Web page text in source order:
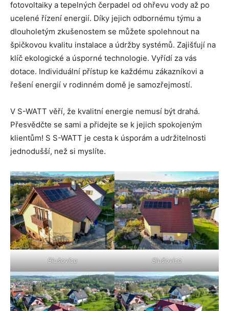
fotovoltaiky a tepelných čerpadel od ohřevu vody až po
ucelené řízení energií. Díky jejich odbornému týmu a
dlouholetým zkušenostem se můžete spolehnout na
špičkovou kvalitu instalace a údržby systémů. Zajišťují na
klíč ekologické a úsporné technologie. Vyřídí za vás
dotace. Individuální přístup ke každému zákazníkovi a
řešení energií v rodinném domě je samozřejmostí.
V S-WATT věří, že kvalitní energie nemusí být drahá.
Přesvědčte se sami a přidejte se k jejich spokojeným
klientům! S S-WATT je cesta k úsporám a udržitelnosti
jednodušší, než si myslíte.
Slušovice Slušovice